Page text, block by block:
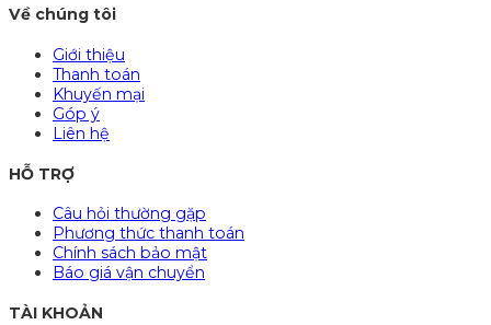
Về chúng tôi
Giới thiệu
Thanh toán
Khuyến mại
Góp ý
Liên hệ
HỖ TRỢ
Câu hỏi thường gặp
Phương thức thanh toán
Chính sách bảo mật
Báo giá vận chuyển
TÀI KHOẢN